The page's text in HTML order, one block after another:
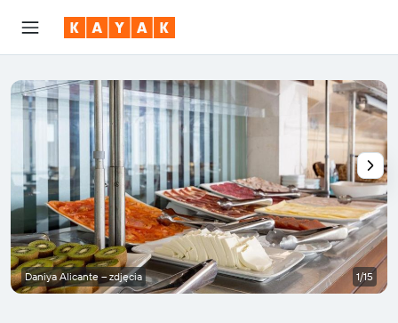
Daniya Alicante – zdjęcia 1/15